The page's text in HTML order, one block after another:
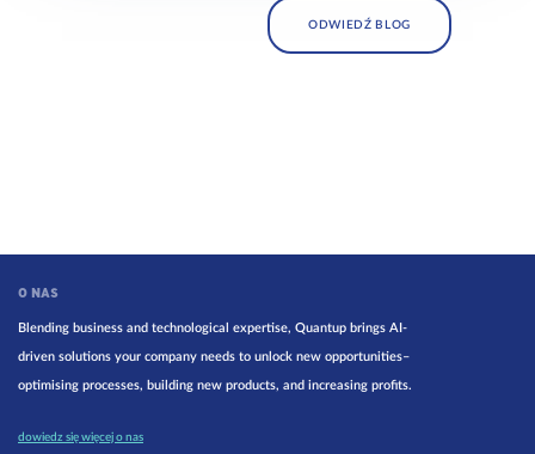
ODWIEDŹ BLOG
O NAS
Blending business and technological expertise, Quantup brings AI-
driven solutions your company needs to unlock new opportunities–
optimising processes, building new products, and increasing profits.
dowiedz się więcej o nas